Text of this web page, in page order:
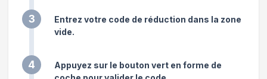
3
Entrez votre code de réduction dans la zone
vide.
4
Appuyez sur le bouton vert en forme de